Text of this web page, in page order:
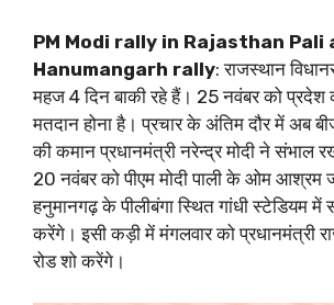
PM Modi rally in Rajasthan Pali
Hanumangarh rally: राजस्थान
महज 4 दिन बाकी रहे हैं। 25 नवंबर को प्रदेश
मतदान होना है। प्रचार के अंतिम दौर में अब
की कमान प्रधानमंत्री नरेन्द्र मोदी ने संभाल
20 नवंबर को पीएम मोदी पाली के ओम आश्रम
हनुमानगढ़ के पीलीबंगा स्थित गांधी स्टेडियम में
करेंगे। इसी कड़ी में मंगलवार को प्रधानमंत्री
रोड शो करेंगे।